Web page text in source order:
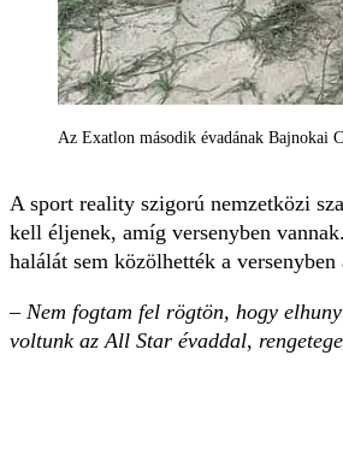
Az Exatlon második évadának Bajnokai
A sport reality szigorú nemzetközi
kell éljenek, amíg versenyben
halálát sem közölhették a
– Nem fogtam fel rögtön, hogy
voltunk az All Star évaddal,